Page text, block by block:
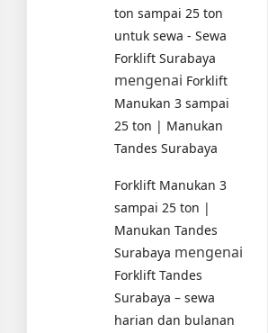
ton sampai 25 ton
untuk sewa - Sewa
Forklift Surabaya
mengenai Forklift
Manukan 3 sampai
25 ton | Manukan
Tandes Surabaya
Forklift Manukan 3
sampai 25 ton |
Manukan Tandes
Surabaya mengenai
Forklift Tandes
Surabaya – sewa
harian dan bulanan